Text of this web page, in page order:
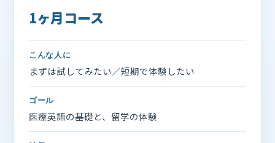
1ヶ月コース
こんな人に
まずは試してみたい／短期で体験したい
ゴール
医療英語の基礎と、留学の体験